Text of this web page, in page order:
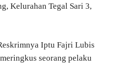
Kelurahan Tegal Sari 3,
Iptu Fajri Lubis
seorang pelaku